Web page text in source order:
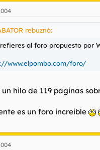
rebuznó:
al foro propuesto por
www.elpombo.com/foro/
hilo de 119 paginas
es un foro increible